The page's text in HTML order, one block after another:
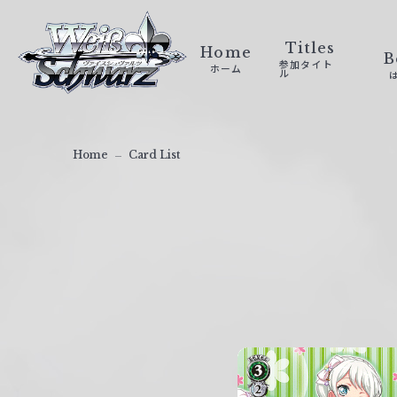
ァ
Home
ホーム
Titles
参加タイト
ル
Home Card List